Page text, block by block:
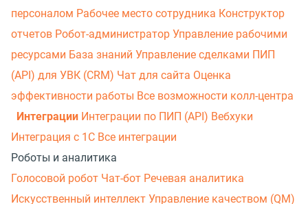
персоналом Рабочее место сотрудника Конструктор
отчетов Робот-администратор Управление рабочими
ресурсами База знаний Управление сделками ПИП
(API) для УВК (CRM) Чат для сайта Оценка
эффективности работы Все возможности колл-центра
Интеграции Интеграции по ПИП (API) Вебхуки
Интеграция с 1С Все интеграции
Роботы и аналитика
Голосовой робот Чат-бот Речевая аналитика
Искусственный интеллект Управление качеством (QM)